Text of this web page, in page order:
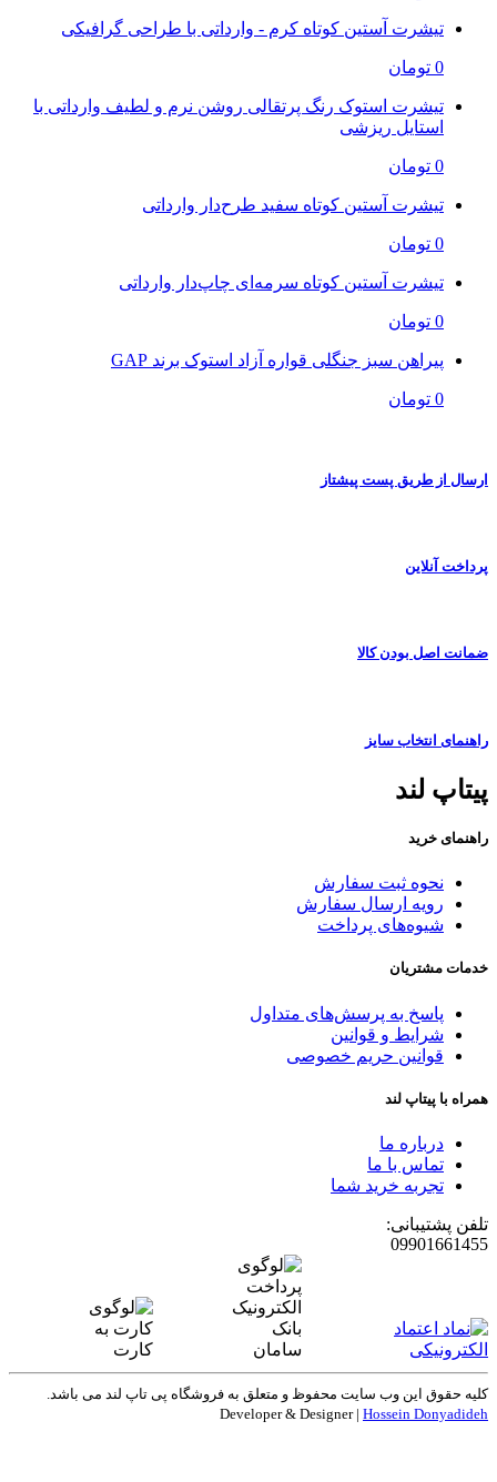
تیشرت آستین کوتاه کرم - وارداتی با طراحی گرافیکی
0 تومان
تیشرت استوک رنگ پرتقالی روشن نرم و لطیف وارداتی با
استایل ریزشی
0 تومان
تیشرت آستین کوتاه سفید طرح‌دار وارداتی
0 تومان
تیشرت آستین کوتاه سرمه‌ای چاپ‌دار وارداتی
0 تومان
پیراهن سبز جنگلی قواره آزاد استوک برند GAP
0 تومان
ارسال از طریق پست پیشتاز
پرداخت آنلاین
ضمانت اصل بودن کالا
راهنمای انتخاب سایز
پیتاپ لند
راهنمای خرید
نحوه ثبت سفارش
رویه ارسال سفارش
شیوه‌های پرداخت
خدمات مشتریان
پاسخ به پرسش‌های متداول
شرایط و قوانین
قوانین حریم خصوصی
همراه با پیتاپ لند
درباره ما
تماس با ما
تجربه خرید شما
تلفن پشتیبانی:
09901661455
کلیه حقوق این وب سایت محفوظ و متعلق به فروشگاه پی تاپ لند می باشد.
Developer & Designer | Hossein Donyadideh